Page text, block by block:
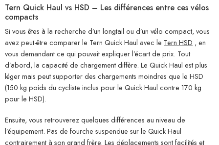
Tern Quick Haul vs HSD – Les différences entre ces vélos
compacts
Si vous êtes à la recherche d’un longtail ou d’un vélo compact, vous
avez peut-être comparer le Tern Quick Haul avec le Tern HSD , en
vous demandant ce qui pouvait expliquer l’écart de prix. Tout
d’abord, la capacité de chargement diffère. Le Quick Haul est plus
léger mais peut supporter des chargements moindres que le HSD
(150 kg poids du cycliste inclus pour le Quick Haul contre 170 kg
pour le HSD).
Ensuite, vous retrouverez quelques différences au niveau de
l’équipement. Pas de fourche suspendue sur le Quick Haul
contrairement à son grand frère. Les déplacements sont facilités et